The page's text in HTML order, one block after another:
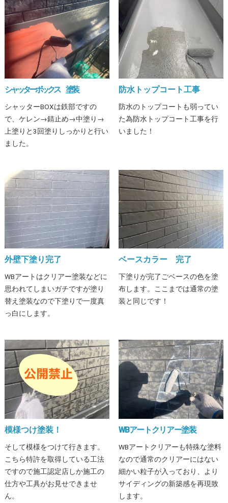
シャッターボックス 塗装
シャッターBOXは鉄部ですの
で、ケレン→錆止め→中塗り→
上塗りと3回塗りしっかりと行い
ました。
防水トップコート工事
防水のトップコートも弱ってい
た為防水トップコート工事を行
いました！
外壁下塗り完了
WBアートはクリアー塗装などに
思われてしまいガチですが塗り
替え塗装なので下塗りで一度真
っ白にします。
ベースカラー 完了
下塗りが完了ごベースの色を塗
布します。ここまでは通常の塗
装と同じです！
模様つけ塗装！
そして模様をつけて行きます。
こちら特許を取得している工法
ですので施工認定店しか施工の
仕方や工具がお見せできませ
ん。
WBアートクリアー塗装
WBアートクリアーも特殊な塗料
なので通常のクリアーにはない
細かい粒子が入っており、より
サイディングの新築感を再現致
します。